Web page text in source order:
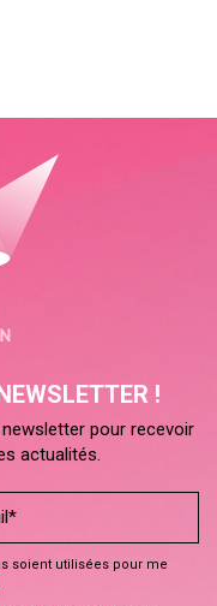
!
pour recevoir
actualités.
soient utilisées pour me